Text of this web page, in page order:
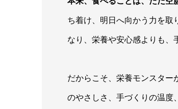
ち着け、明日へ向かう力を
なり、栄養や安心感よりも、
だからこそ、栄養モンスタ
のやさしさ、手づくりの温度